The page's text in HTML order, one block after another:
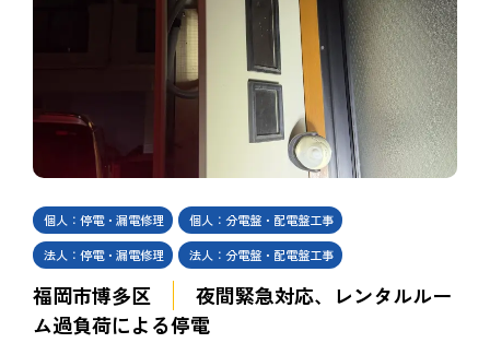
個人：停電・漏電修理
個人：分電盤・配電盤工事
法人：停電・漏電修理
法人：分電盤・配電盤工事
福岡市博多区
夜間緊急対応、レンタルルー
ム過負荷による停電